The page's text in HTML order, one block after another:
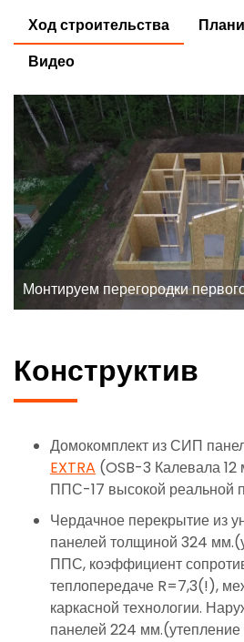
Ход строительства
Видео
Монтируем перегородки
Конструктив
Домокомплект из СИП
EXTRA (OSB-3 Калевала 12
ППС-17 высокой реальной
Чердачное перекрытие из
панелей толщиной 324
ППС, коэффициент
теплопередаче R=7,3(!),
каркасной технологии.
панелей 224